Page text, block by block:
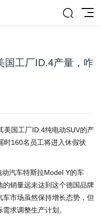
国工厂ID.4产量，咋
美国工厂ID.4纯电动SUV的产
时160名员工将进入休假状
汽车特斯拉Model Y的车
销量远未达到这个德国品牌
市场虽然保持增长态势，但
求调整生产计划。